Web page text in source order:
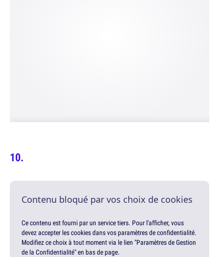
Contenu bloqué par vos choix de cookies
Ce contenu est fourni par un service tiers. Pour l'afficher, vous
devez accepter les cookies dans vos paramètres de confidentialité.
Modifiez ce choix à tout moment via le lien "Paramètres de Gestion
de la Confidentialité" en bas de page.